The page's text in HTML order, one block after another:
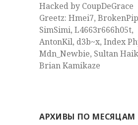
Hacked by CoupDeGrace
Greetz: Hmei7,
SimSimi, L4663r666h05t,
AntonKil, d3b~x, Index
Mdn_Newbie, Sultan
Brian Kamikaze
АРХИВЫ ПО МЕСЯЦАМ